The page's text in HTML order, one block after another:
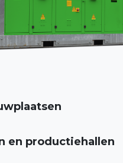
en productiehallen